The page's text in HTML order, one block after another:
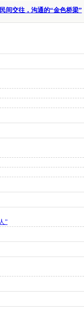
间交往，沟通的“金色桥梁”
”